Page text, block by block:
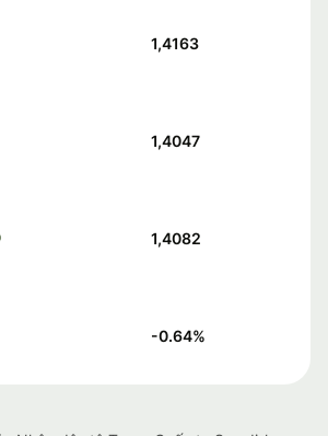
1,4163
1,4047
1,4082
-0.64%